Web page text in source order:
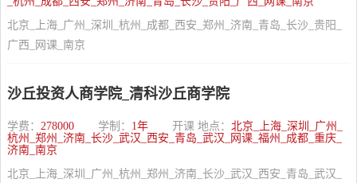
北京_上海_广州_深圳_杭州_成都_西安_郑州_济南_青岛_长沙_贵阳_
广西_网课_南京
沙丘投资人商学院_清科沙丘商学院
学费： 278000 学制： 1年 开课 地点： 北京_上海_深圳_广州_
杭州_郑州_济南_长沙_武汉_西安_青岛_武汉_网课_福州_成都_重庆_
济南_南京
北京_上海_深圳_广州_杭州_郑州_济南_长沙_武汉_西安_青岛_武汉_